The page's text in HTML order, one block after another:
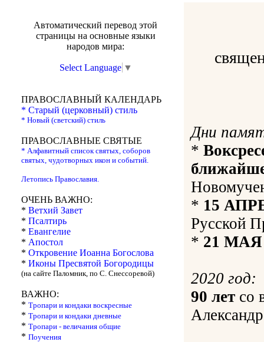
Автоматический перевод этой
страницы на основные языки
народов мира:
Select Language ▼
ПРАВОСЛАВНЫЙ КАЛЕНДАРЬ
* Старый (церковный) стиль
* Новый (светский) стиль
ПРАВОСЛАВНЫЕ СВЯТЫЕ
* Алфавитный список святых, соборов
святых, чудотворных икон и событий.
Летопись Православия.
ОЧЕНЬ ВАЖНО:
* Ветхий Завет
* Псалтирь
* Евангелие
* Апостол
* Откровение Иоанна Богослова
* Иконы Пресвятой Богородицы
(на сайте Паломник, по С. Снессоревой)
ВАЖНО:
* Тропари и кондаки воскресные
* Тропари и кондаки дневные
* Тропари - величания общие
* Поучения
Дни
*
* 15
Русской
* 21 МАЯ
2020 год:
90 лет со